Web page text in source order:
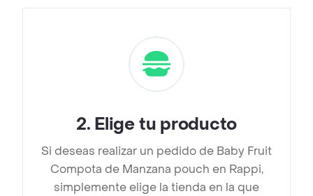
2. Elige tu producto
Si deseas realizar un pedido de Baby Fruit
Compota de Manzana pouch en Rappi,
simplemente elige la tienda en la que